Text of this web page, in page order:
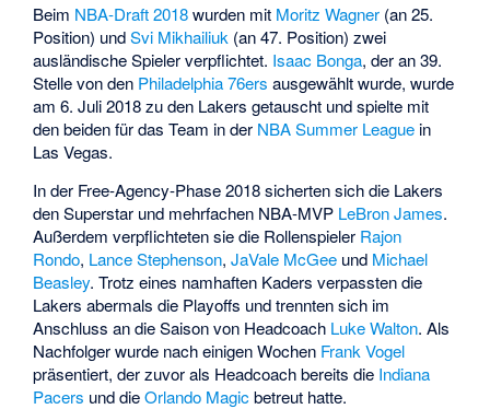
Beim NBA-Draft 2018wurden mit Moritz Wagner (an 25.
Position) undSvi Mikhailiuk (an 47. Position) zwei
ausländische Spieler verpflichtet. Isaac Bonga, der an 39.
Stelle von den Philadelphia 76ers ausgewählt wurde, wurde
am 6. Juli 2018 zu den Lakers getauscht und spielte mit
den beiden für das Team in der NBA Summer League in
Las Vegas.
In der Free-Agency-Phase 2018 sicherten sich die Lakers
den Superstar und mehrfachen NBA-MVP LeBron James.
Außerdem verpflichteten sie die Rollenspieler Rajon
Rondo, Lance Stephenson,JaVale McGee und Michael
Beasley. Trotz eines namhaften Kaders verpassten die
Lakers abermals die Playoffs und trennten sich im
Anschluss an die Saison von Headcoach Luke Walton. Als
Nachfolger wurde nach einigen Wochen Frank Vogel
präsentiert, der zuvor als Headcoach bereits die Indiana
Pacers und dieOrlando Magicbetreut hatte.